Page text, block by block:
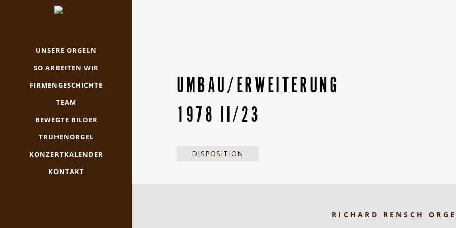
UNSERE ORGELN
SO ARBEITEN WIR
FIRMENGESCHICHTE
TEAM
BEWEGTE BILDER
TRUHENORGEL
KONZERTKALENDER
KONTAKT
UMBAU/ERWEITERUNG
1978 II/23
DISPOSITION
RICHARD RENSCH